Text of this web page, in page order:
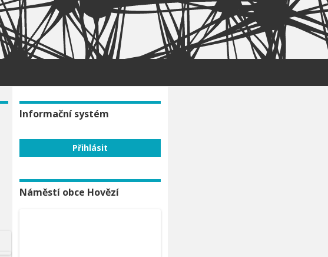
Informační systém
Náměstí obce Hovězí